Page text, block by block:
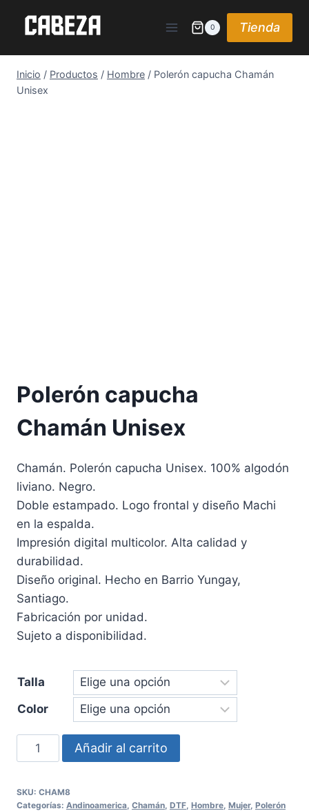
0 Tienda
Inicio / Productos / Hombre / Polerón capucha Chamán
Unisex
Polerón capucha
Chamán Unisex
Chamán. Polerón capucha Unisex. 100% algodón
liviano. Negro.
Doble estampado. Logo frontal y diseño Machi
en la espalda.
Impresión digital multicolor. Alta calidad y
durabilidad.
Diseño original. Hecho en Barrio Yungay,
Santiago.
Fabricación por unidad.
Sujeto a disponibilidad.
Talla
Color
Polerón
capucha
Unisex
Añadir al carrito
SKU: CHAM8
Categorías: Andinoamerica, Chamán, DTF, Hombre, Mujer, Polerón